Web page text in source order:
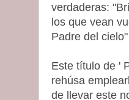
verdaderas:
los que vean
Padre del
Este título de '
rehúsa
de llevar este